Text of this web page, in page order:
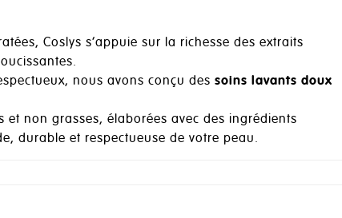
Coslys s’appuie sur la richesse des extraits
nous avons conçu des soins lavants doux
et non grasses, élaborées avec des ingrédients
durable et respectueuse de votre peau.